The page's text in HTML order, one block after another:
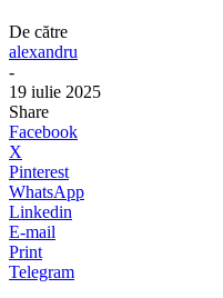
De către
alexandru
-
19 iulie 2025
Share
Facebook
X
Pinterest
WhatsApp
Linkedin
E-mail
Print
Telegram